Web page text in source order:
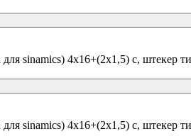
sinamics) 4x16+(2x1,5) c, штекер
sinamics) 4x16+(2x1,5) c, штекер